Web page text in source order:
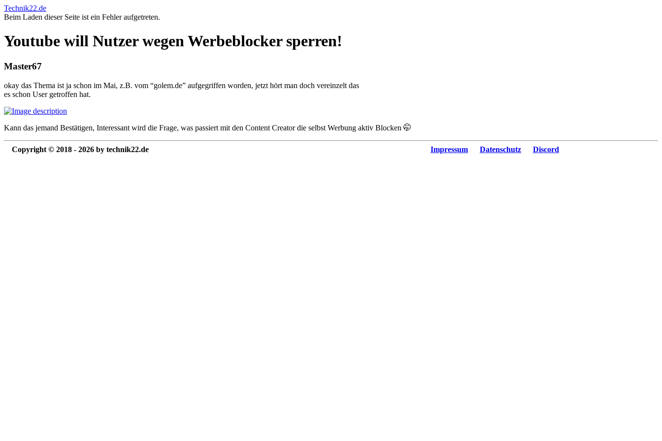
Technik22.de
Beim Laden dieser Seite ist ein Fehler aufgetreten.
Youtube will Nutzer wegen Werbeblocker sperren!
Master67
okay das Thema ist ja schon im Mai, z.B. vom “golem.de” aufgegriffen worden, jetzt hört man doch vereinzelt das
es schon User getroffen hat.
Kann das jemand Bestätigen, Interessant wird die Frage, was passiert mit den Content Creator die selbst Werbung aktiv Blocken 🤭
Copyright © 2018 - 2026 by technik22.de Impressum Datenschutz Discord